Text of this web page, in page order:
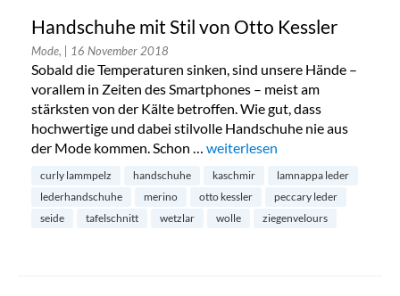
Handschuhe mit Stil von Otto Kessler
Mode, | 16 November 2018
Sobald die Temperaturen sinken, sind unsere Hände –
vorallem in Zeiten des Smartphones – meist am
stärksten von der Kälte betroffen. Wie gut, dass
hochwertige und dabei stilvolle Handschuhe nie aus
der Mode kommen. Schon … „Handschuhe mit Stil von Otto
weiterlesen
curly lammpelz handschuhe kaschmir
lamnappa leder
lederhandschuhe
merino otto kessler
peccary leder
seide
tafelschnitt wetzlar wolle ziegenvelours